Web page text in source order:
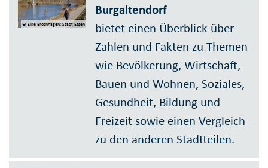
© Elke Brochhagen; Stadt Essen
Burgaltendorf
bietet einen Überblick über
Zahlen und Fakten zu Themen
wie Bevölkerung, Wirtschaft,
Bauen und Wohnen, Soziales,
Gesundheit, Bildung und
Freizeit sowie einen Vergleich
zu den anderen Stadtteilen.